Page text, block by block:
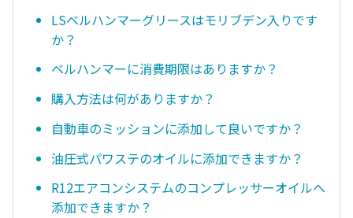
LSベルハンマーグリースはモリブデン入りです
か？
ベルハンマーに消費期限はありますか？
購入方法は何がありますか？
自動車のミッションに添加して良いですか？
油圧式パワステのオイルに添加できますか？
R12エアコンシステムのコンプレッサーオイルへ
添加できますか？